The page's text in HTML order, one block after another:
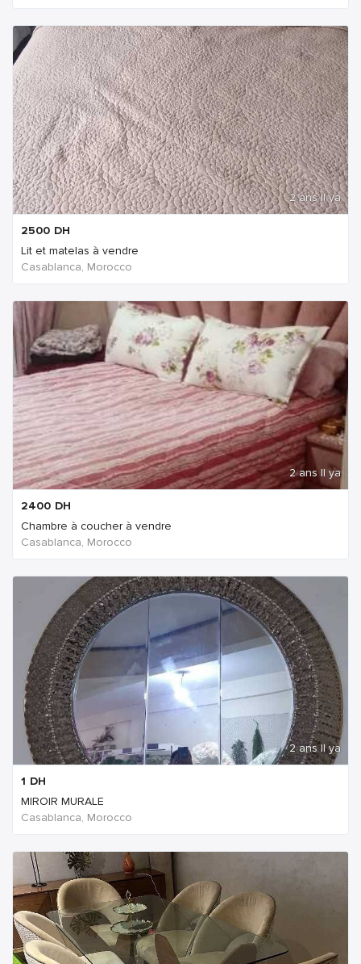
2 ans Il ya
2500 DH
Lit et matelas à vendre
Casablanca, Morocco
2 ans Il ya
2400 DH
Chambre à coucher à vendre
Casablanca, Morocco
2 ans Il ya
1 DH
MIROIR MURALE
Casablanca, Morocco